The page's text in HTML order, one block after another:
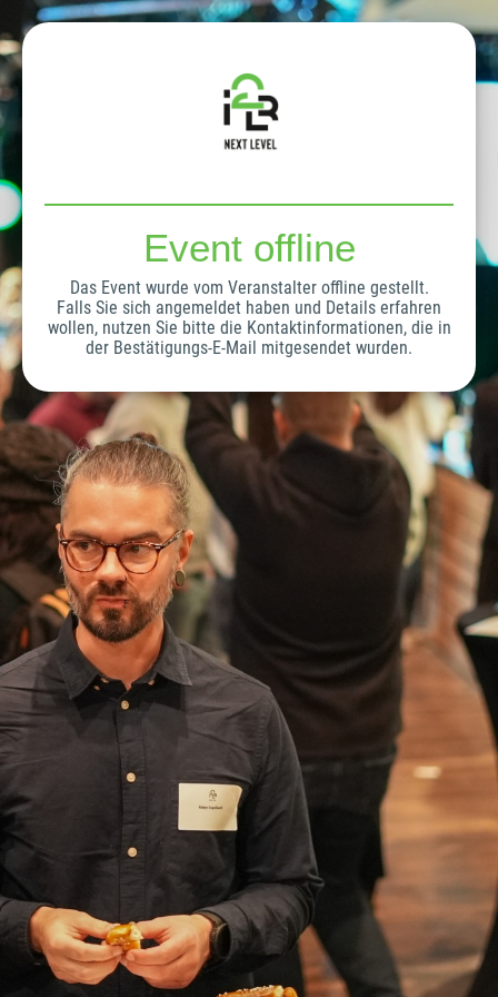
Event offline
Das Event wurde vom Veranstalter offline gestellt.
Falls Sie sich angemeldet haben und Details erfahren
wollen, nutzen Sie bitte die Kontaktinformationen, die in
der Bestätigungs-E-Mail mitgesendet wurden.